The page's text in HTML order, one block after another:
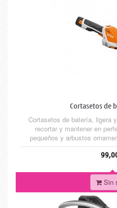
Cortasetos de
Cortasetos de batería, ligera
recortar y mantener en
pequeños y arbustos
cuchillas de arbusto STIHL
un resultado perfecto. La
Sin